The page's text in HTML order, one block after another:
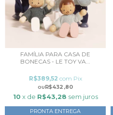
FAMÍLIA PARA CASA DE
BONECAS - LE TOY VA...
R$432,80
R$389,52 com Pix
10 x de R$43,28 sem juros
PRONTA ENTREGA